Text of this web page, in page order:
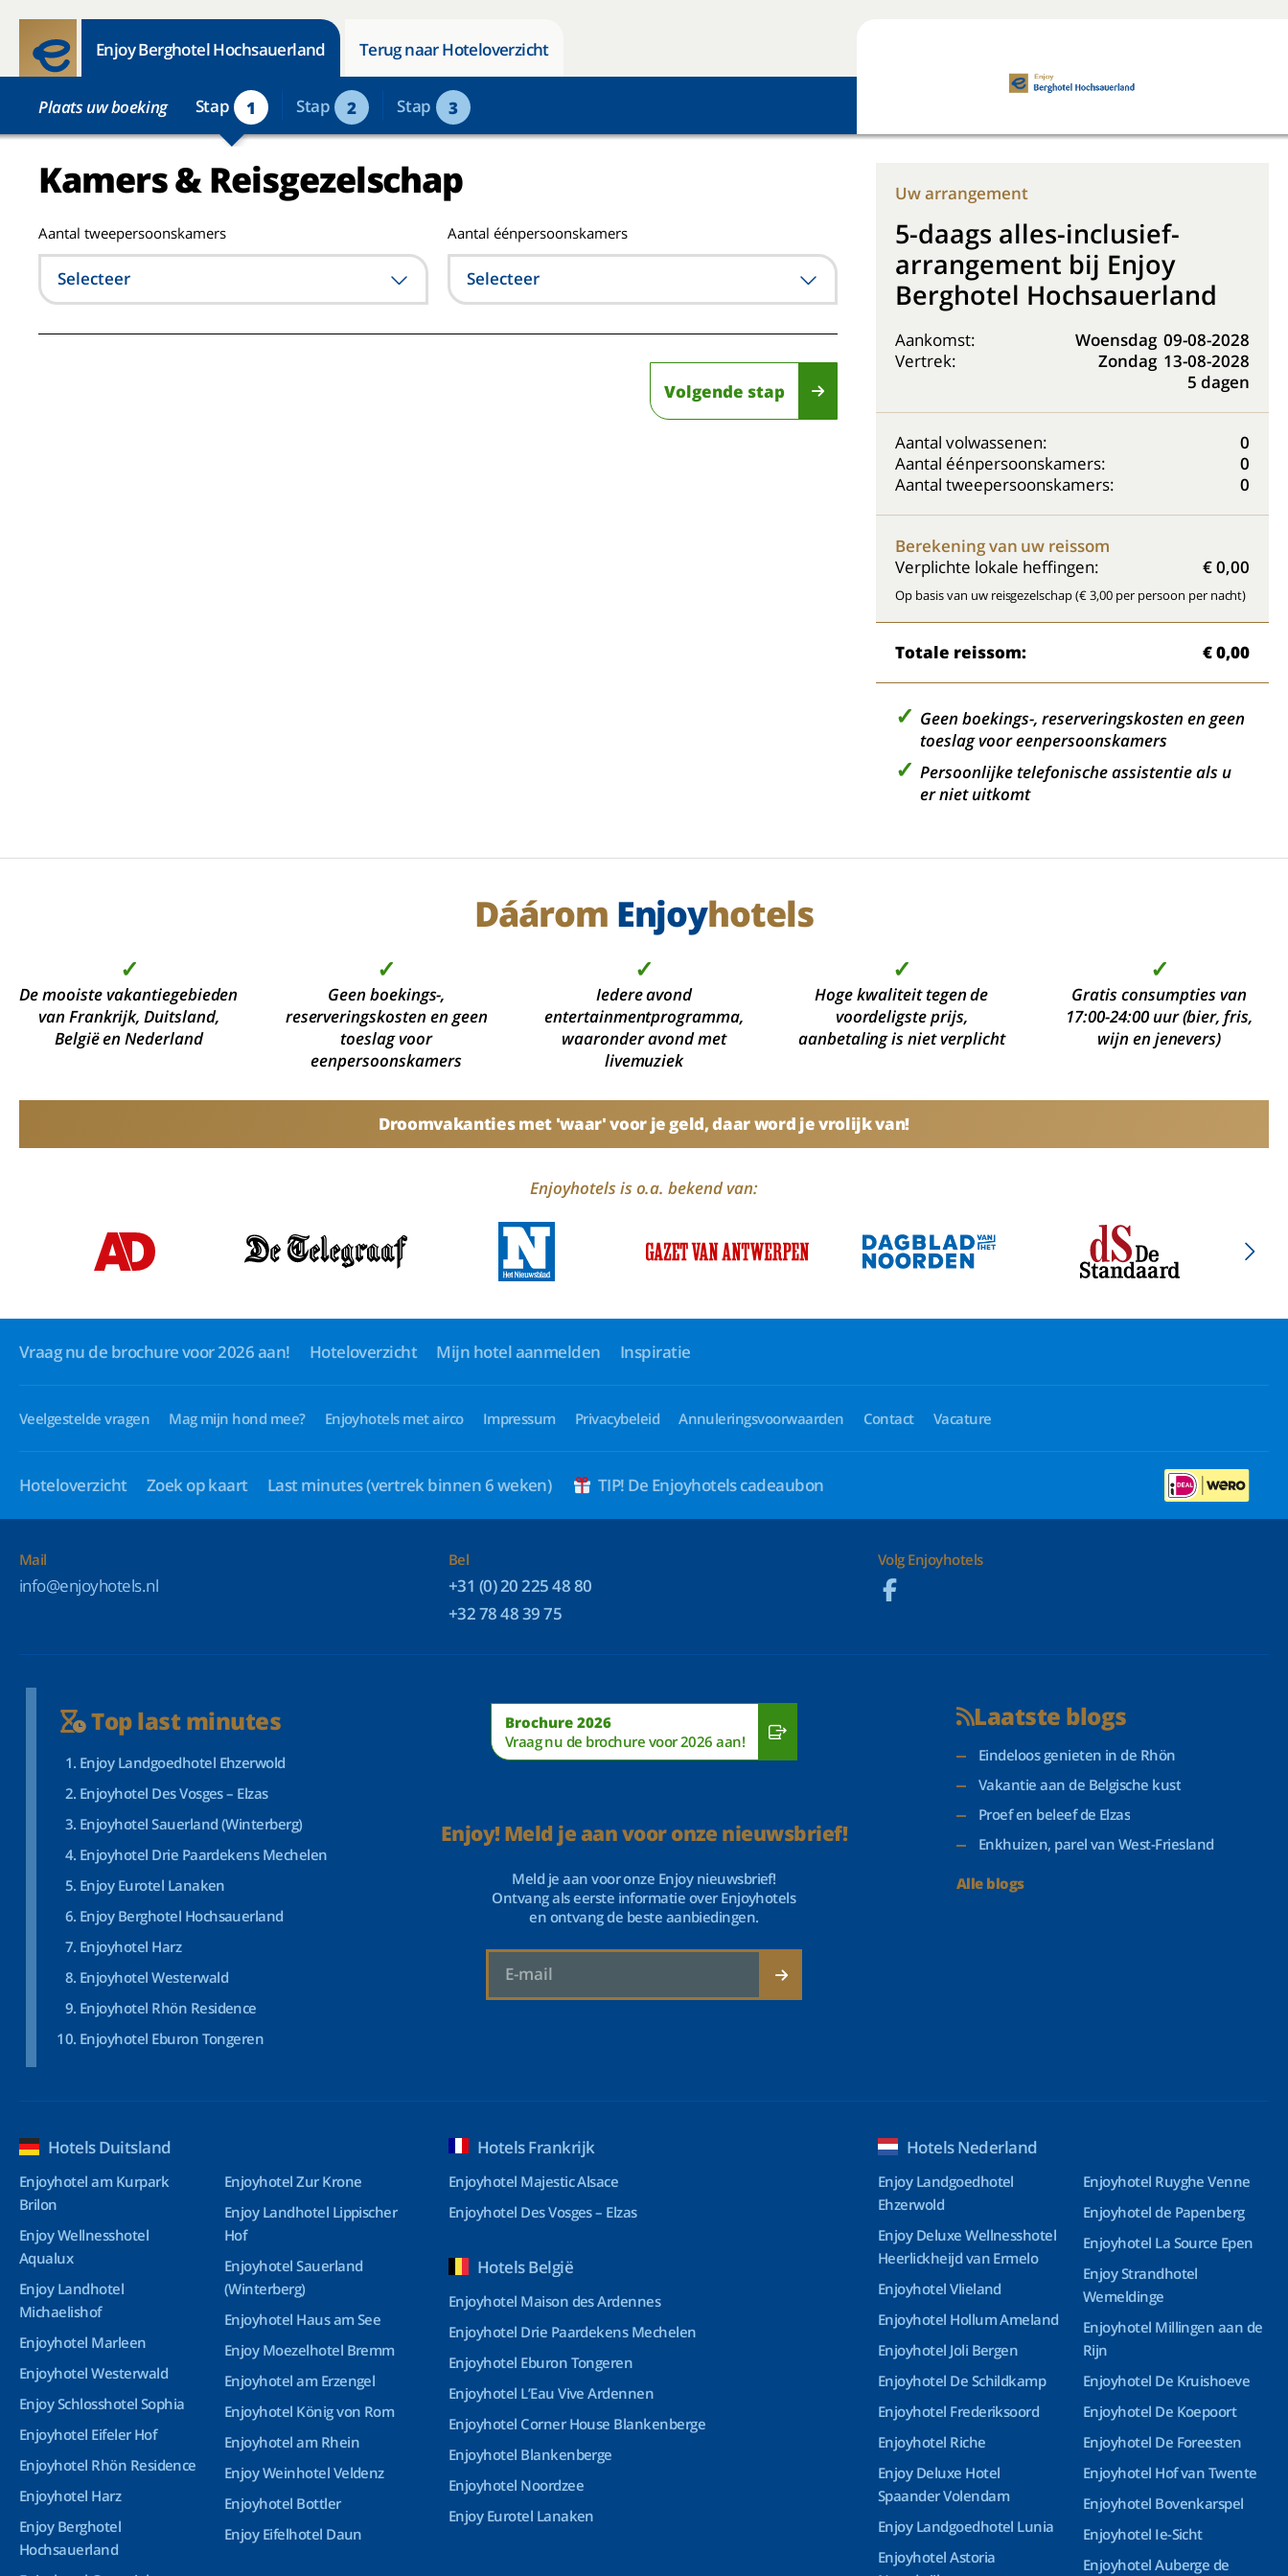
Enjoy Berghotel Hochsauerland Terug naar Hoteloverzicht
Plaats uw boeking Stap 1 Stap 2 Stap 3
Kamers & Reisgezelschap
Aantal tweepersoonskamers
Selecteer
Aantal éénpersoonskamers
Selecteer
Volgende stap
Uw arrangement
5-daags alles-inclusief-
arrangement bij Enjoy
Berghotel Hochsauerland
Aankomst: Woensdag 09-08-2028
Vertrek:
Zondag 13-08-2028
5 dagen
Aantal volwassenen:
0
Aantal éénpersoonskamers:
0
Aantal tweepersoonskamers:
0
Berekening van uw reissom
Verplichte lokale heffingen:
€ 0,00
Op basis van uw reisgezelschap (€ 3,00 per persoon per nacht)
Totale reissom: € 0,00
Geen boekings-, reserveringskosten en geen
toeslag voor eenpersoonskamers
Persoonlijke telefonische assistentie als u
er niet uitkomt
Dáárom Enjoyhotels
✓
De mooiste vakantiegebieden
van Frankrijk, Duitsland,
België en Nederland
✓
Geen boekings-,
reserveringskosten en geen
toeslag voor
eenpersoonskamers
✓
Iedere avond
entertainmentprogramma,
waaronder avond met
livemuziek
✓
Hoge kwaliteit tegen de
voordeligste prijs,
aanbetaling is niet verplicht
✓
Gratis consumpties van
17:00-24:00 uur (bier, fris,
wijn en jenevers)
Droomvakanties met 'waar' voor je geld, daar word je vrolijk van!
Enjoyhotels is o.a. bekend van:
Vraag nu de brochure voor 2026 aan! Hoteloverzicht Mijn hotel aanmelden Inspiratie
Veelgestelde vragen Mag mijn hond mee? Enjoyhotels met airco Impressum Privacybeleid Annuleringsvoorwaarden Contact Vacature
Hoteloverzicht Zoek op kaart Last minutes(vertrek binnen 6 weken) TIP! De Enjoyhotels cadeaubon
Mail
info@enjoyhotels.nl
Bel
+31 (0) 20 225 48 80
+32 78 48 39 75
Volg Enjoyhotels
Top last minutes
Enjoy Landgoedhotel Ehzerwold
Enjoyhotel Des Vosges – Elzas
Enjoyhotel Sauerland (Winterberg)
Enjoyhotel Drie Paardekens Mechelen
Enjoy Eurotel Lanaken
Enjoy Berghotel Hochsauerland
Enjoyhotel Harz
Enjoyhotel Westerwald
Enjoyhotel Rhön Residence
Enjoyhotel Eburon Tongeren
Brochure 2026
Vraag nu de brochure voor 2026 aan!
Enjoy! Meld je aan voor onze nieuwsbrief!
Meld je aan voor onze Enjoy nieuwsbrief!
Ontvang als eerste informatie over Enjoyhotels
en ontvang de beste aanbiedingen.
Laatste blogs
Eindeloos genieten in de Rhön
Vakantie aan de Belgische kust
Proef en beleef de Elzas
Enkhuizen, parel van West-Friesland
Alle blogs
Hotels Duitsland
Enjoyhotel am Kurpark
Brilon
Enjoy Wellnesshotel
Aqualux
Enjoy Landhotel
Michaelishof
Enjoyhotel Marleen
Enjoyhotel Westerwald
Enjoy Schlosshotel Sophia
Enjoyhotel Eifeler Hof
Enjoyhotel Rhön Residence
Enjoyhotel Harz
Enjoy Berghotel
Hochsauerland
Enjoyhotel Zur Krone
Enjoy Landhotel Lippischer
Hof
Enjoyhotel Sauerland
(Winterberg)
Enjoyhotel Haus am See
Enjoy Moezelhotel Bremm
Enjoyhotel am Erzengel
Enjoyhotel König von Rom
Enjoyhotel am Rhein
Enjoy Weinhotel Veldenz
Enjoyhotel Bottler
Enjoy Eifelhotel Daun
Hotels Frankrijk
Enjoyhotel Majestic Alsace
Enjoyhotel Des Vosges – Elzas
Hotels België
Enjoyhotel Maison des Ardennes
Enjoyhotel Drie Paardekens Mechelen
Enjoyhotel Eburon Tongeren
Enjoyhotel L’Eau Vive Ardennen
Enjoyhotel Corner House Blankenberge
Enjoyhotel Blankenberge
Enjoyhotel Noordzee
Enjoy Eurotel Lanaken
Hotels Nederland
Enjoy Landgoedhotel
Ehzerwold
Enjoy Deluxe Wellnesshotel
Heerlickheijd van Ermelo
Enjoyhotel Vlieland
Enjoyhotel Hollum Ameland
Enjoyhotel Joli Bergen
Enjoyhotel De Schildkamp
Enjoyhotel Frederiksoord
Enjoyhotel Riche
Enjoy Deluxe Hotel
Spaander Volendam
Enjoy Landgoedhotel Lunia
Enjoyhotel Astoria
Enjoyhotel Ruyghe Venne
Enjoyhotel de Papenberg
Enjoyhotel La Source Epen
Enjoy Strandhotel
Wemeldinge
Enjoyhotel Millingen aan de
Rijn
Enjoyhotel De Kruishoeve
Enjoyhotel De Koepoort
Enjoyhotel De Foreesten
Enjoyhotel Hof van Twente
Enjoyhotel Bovenkarspel
Enjoyhotel Ie-Sicht
Enjoyhotel Auberge de